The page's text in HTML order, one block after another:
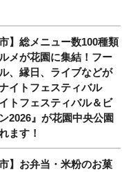
市】総メニュー数100種類
メが花園に集結！フー
、縁日、ライブなどが
イトフェスティバル
イトフェスティバル＆ビ
2026』が花園中央公園
ます！
市】お弁当・米粉のお菓